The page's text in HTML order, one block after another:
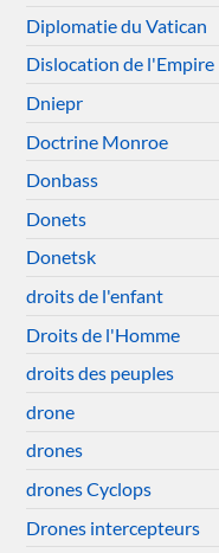
Diplomatie du Vatican
Dislocation de l'Empire
Dniepr
Doctrine Monroe
Donbass
Donets
Donetsk
droits de l'enfant
Droits de l'Homme
droits des peuples
drone
drones
drones Cyclops
Drones intercepteurs